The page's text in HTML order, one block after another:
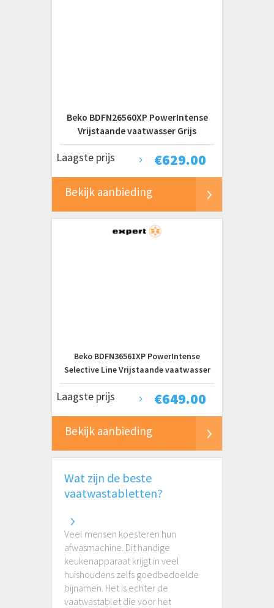
Beko BDFN26560XP PowerIntense
Vrijstaande vaatwasser Grijs
€629.00
Laagste prijs
Bekijk aanbieding
Beko BDFN36561XP PowerIntense
Selective Line Vrijstaande vaatwasser
Grijs
€649.00
Laagste prijs
Bekijk aanbieding
Wat zijn de beste
vaatwastabletten?
Veel mensen koesteren hun
afwasmachine. Dit handige
keukenapparaat krijgt in veel
huishoudens zelfs goedbedoelde
bijnamen. Het is echter de
vaatwastablet die voor het